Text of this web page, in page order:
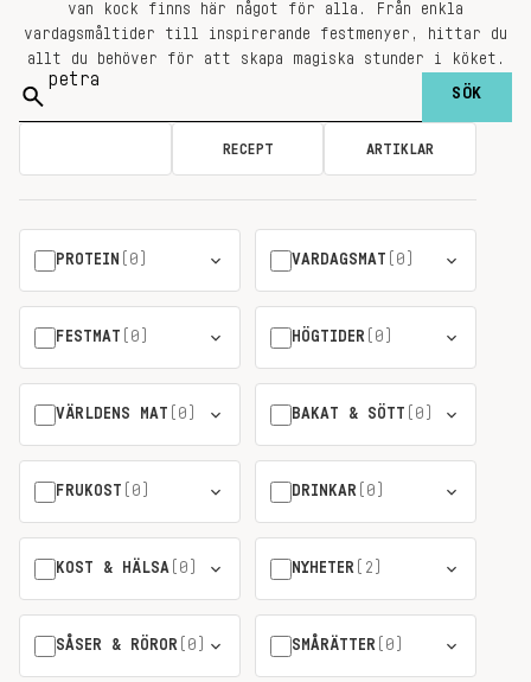
van kock finns här något för alla. Från enkla
vardagsmåltider till inspirerande festmenyer, hittar du
allt du behöver för att skapa magiska stunder i köket.
Sök
på:
RECEPT ARTIKLAR
PROTEIN (0) VARDAGSMAT (0)
FESTMAT (0) HÖGTIDER (0)
VÄRLDENS MAT (0) BAKAT & SÖTT (0)
FRUKOST (0) DRINKAR (0)
KOST & HÄLSA (0) NYHETER (2)
SÅSER & RÖROR (0) SMÅRÄTTER (0)